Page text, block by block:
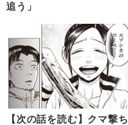
追う」
【次の話を読む】クマ撃ち